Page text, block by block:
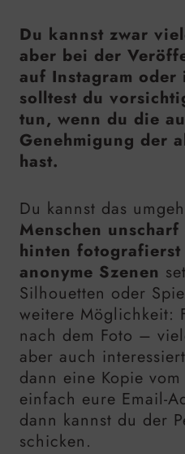
Du kannst zwar
aber bei der
auf Instagram oder
solltest du
tun, wenn du die
Genehmigung der
hast.
Du kannst das
Menschen
hinten
anonyme Szenen
Silhouetten oder
weitere Möglichkeit:
nach dem Foto –
aber auch
dann eine Kopie
einfach eure Email-
dann kannst du der
schicken.